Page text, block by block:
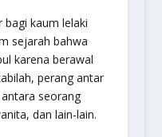
bagi kaum lelaki
sejarah bahwa
karena berawal
perang antar
seorang
dan lain-lain.